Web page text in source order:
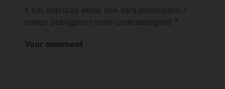
Il tuo indirizzo email non sarà pubblicato.
campi obbligatori sono contrassegnati *
Your comment